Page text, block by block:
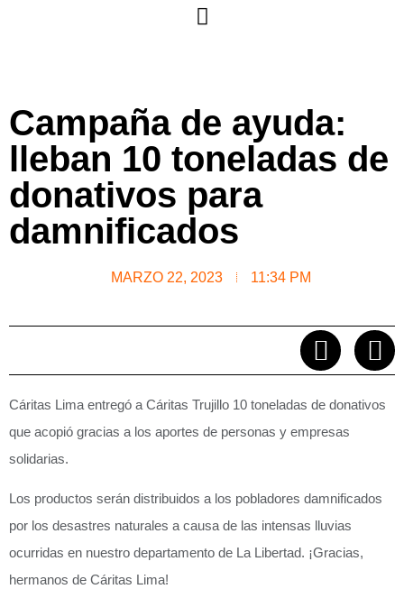
Campaña de ayuda:
lleban 10 toneladas de
donativos para
damnificados
MARZO 22, 2023 11:34 PM
Cáritas Lima entregó a Cáritas Trujillo 10 toneladas de donativos
que acopió gracias a los aportes de personas y empresas
solidarias.
Los productos serán distribuidos a los pobladores damnificados
por los desastres naturales a causa de las intensas lluvias
ocurridas en nuestro departamento de La Libertad. ¡Gracias,
hermanos de Cáritas Lima!